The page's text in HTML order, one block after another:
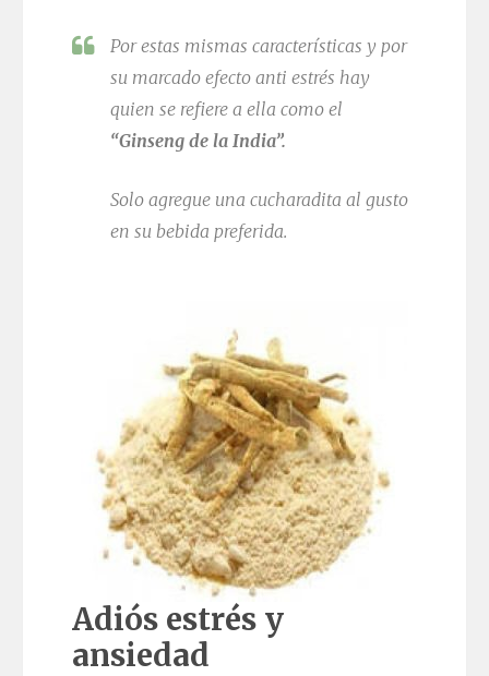
Por estas mismas características y por
su marcado efecto anti estrés hay
quien se refiere a ella como el
“Ginseng de la India”.
Solo agregue una cucharadita al gusto
en su bebida preferida.
Adiós estrés y
ansiedad